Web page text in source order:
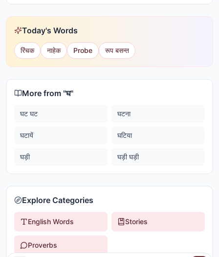
Today's Words
रिंचक नाहेक Probe रूप बसन्त
More from "घ"
घट घट घटना
घटायें घटिया
घड़ी घड़ी घड़ी
Explore Categories
English Words Stories
Proverbs